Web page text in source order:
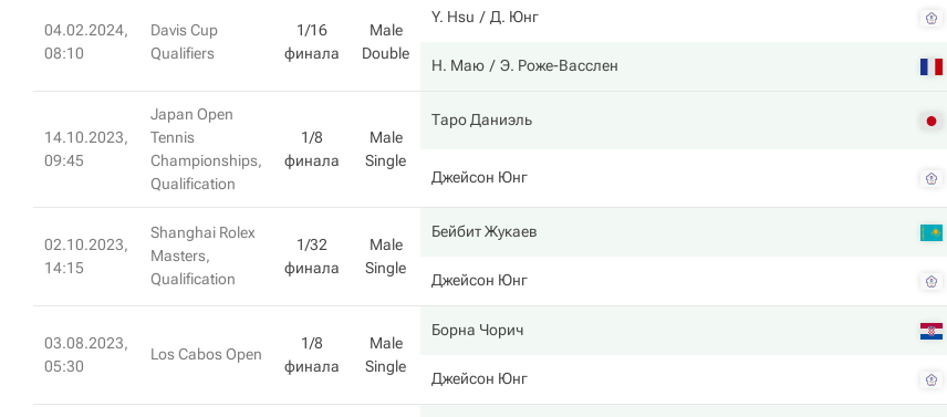
04.02.2024,
08:10
Davis Cup
Qualifiers
1/16
финала
Male
Double
Y. Hsu Д. Юнг
Н. Маю Э. Роже-Васслен
14.10.2023,
09:45
Japan Open
Tennis
Championships,
Qualification
1/8
финала
Male
Single
Таро Даниэль
Джейсон Юнг
02.10.2023,
14:15
Shanghai Rolex
Masters,
Qualification
1/32
финала
Male
Single
Бейбит Жукаев
Джейсон Юнг
03.08.2023,
05:30
Los Cabos Open
1/8
финала
Male
Single
Борна Чорич
Джейсон Юнг